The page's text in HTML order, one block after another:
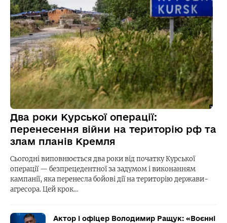
Два роки Курської операції:
перенесення війни на територію рф та
злам планів Кремля
Сьогодні виповнюється два роки від початку Курської
операції — безпрецедентної за задумом і виконанням
кампанії, яка перенесла бойові дії на територію держави-
агресора. Цей крок…
Актор і офіцер Володимир Ращук: «Воєнні